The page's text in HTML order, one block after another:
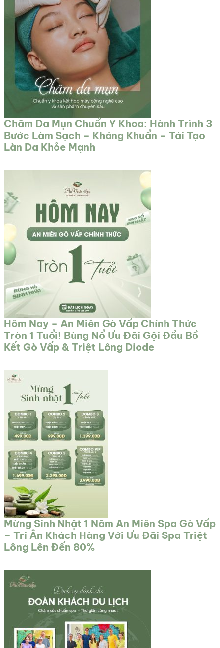
Chăm Da Mụn Chuẩn Y Khoa: Hành Trình 3
Bước Làm Sạch – Kháng Khuẩn – Tái Tạo
Làn Da Khỏe Mạnh
Hôm Nay – An Miên Gò Vấp Chính Thức
Tròn 1 Tuổi! Bùng Nổ Ưu Đãi Gội Đầu Bồ
Kết Gò Vấp & Triệt Lông Diode
Mừng Sinh Nhật 1 Năm An Miên Spa Gò Vấp
– Tri Ân Khách Hàng Với Ưu Đãi Spa Triệt
Lông Lên Đến 80%